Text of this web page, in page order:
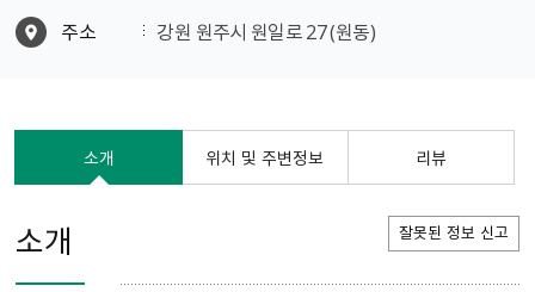
주소 강원 원주시 원일로 27 (원동)
소개 위치 및 주변정보 리뷰
소개 잘못된 정보 신고